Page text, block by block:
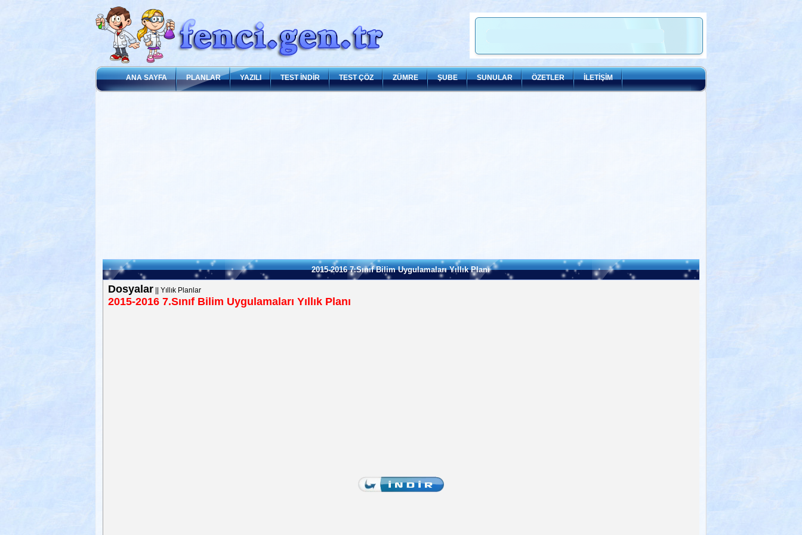
ANA SAYFA PLANLAR YAZILI TEST İNDİR TEST ÇÖZ ZÜMRE ŞUBE SUNULAR ÖZETLER İLETİŞİM
2015-2016 7.Sınıf Bilim Uygulamaları Yıllık Planı
Dosyalar|| Yıllık Planlar
2015-2016 7.Sınıf Bilim Uygulamaları Yıllık Planı